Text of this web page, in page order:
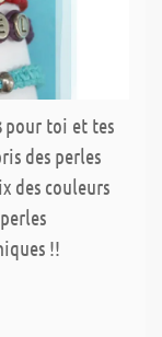
pour toi et tes
des perles
des couleurs
!!